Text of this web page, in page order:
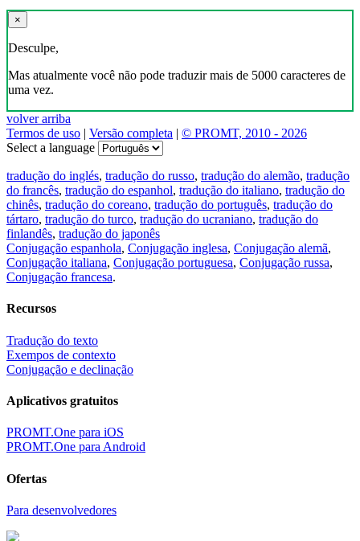
×
Desculpe,
Mas atualmente você não pode traduzir mais de 5000 caracteres de
uma vez.
volver arriba
Termos de uso | Versão completa | © PROMT, 2010 - 2026
Select a language
tradução do inglés, tradução do russo, tradução do alemão, tradução
do francês, tradução do espanhol, tradução do italiano, tradução do
chinês, tradução do coreano, tradução do português, tradução do
tártaro, tradução do turco, tradução do ucraniano, tradução do
finlandês, tradução do japonês
Conjugação espanhola, Conjugação inglesa, Conjugação alemã,
Conjugação italiana, Conjugação portuguesa, Conjugação russa,
Conjugação francesa.
Recursos
Tradução do texto
Exempos de contexto
Conjugação e declinação
Aplicativos gratuitos
PROMT.One para iOS
PROMT.One para Android
Ofertas
Para desenvolvedores